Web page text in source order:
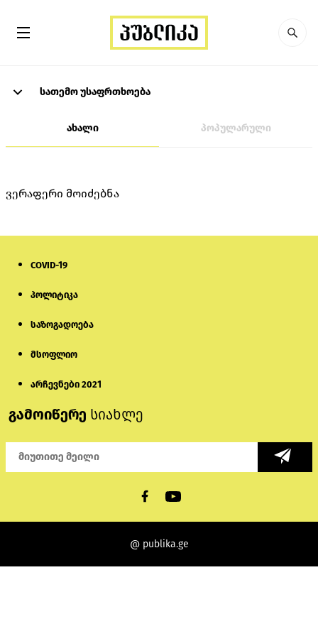
სათემო უსაფრთხოება
ახალი პოპულარული
ვერაფერი მოიძებნა
COVID-19
პოლიტიკა
საზოგადოება
მსოფლიო
არჩევნები 2021
გამოიწერე სიახლე
@ publika.ge